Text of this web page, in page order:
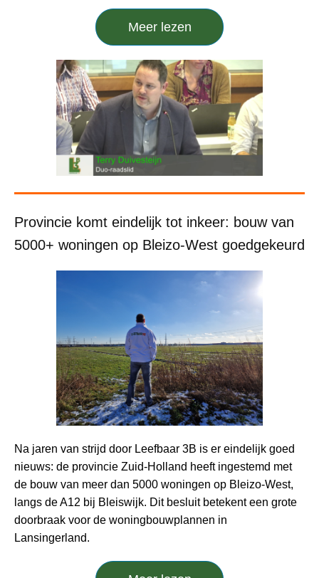
Meer lezen
Provincie komt eindelijk tot inkeer: bouw van
5000+ woningen op Bleizo-West goedgekeurd
Na jaren van strijd door Leefbaar 3B is er eindelijk goed
nieuws: de provincie Zuid-Holland heeft ingestemd met
de bouw van meer dan 5000 woningen op Bleizo-West,
langs de A12 bij Bleiswijk. Dit besluit betekent een grote
doorbraak voor de woningbouwplannen in
Lansingerland.